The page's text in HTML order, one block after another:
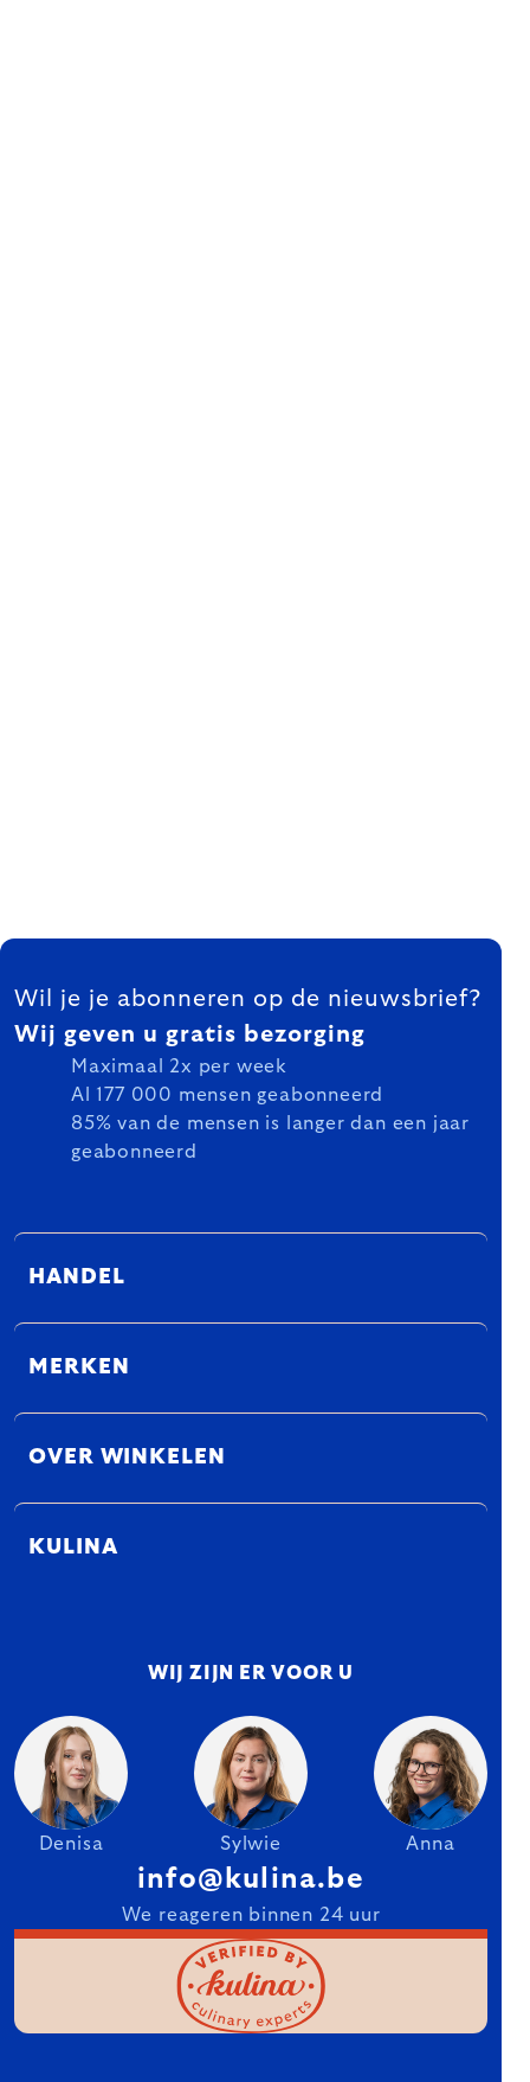
FOOTER
Wil je je abonneren op de nieuwsbrief?
Wij geven u gratis bezorging
Maximaal 2x per week
Al 177 000 mensen geabonneerd
85% van de mensen is langer dan een jaar
geabonneerd
HANDEL
MERKEN
OVER WINKELEN
KULINA
WIJ ZIJN ER VOOR U
Denisa Sylwie Anna
info@kulina.be
We reageren binnen 24 uur